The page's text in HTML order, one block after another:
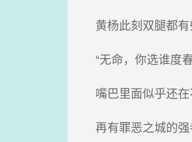
黄杨此刻双腿都有
“无命，你选谁度
嘴巴里面似乎还在
再有罪恶之城的强